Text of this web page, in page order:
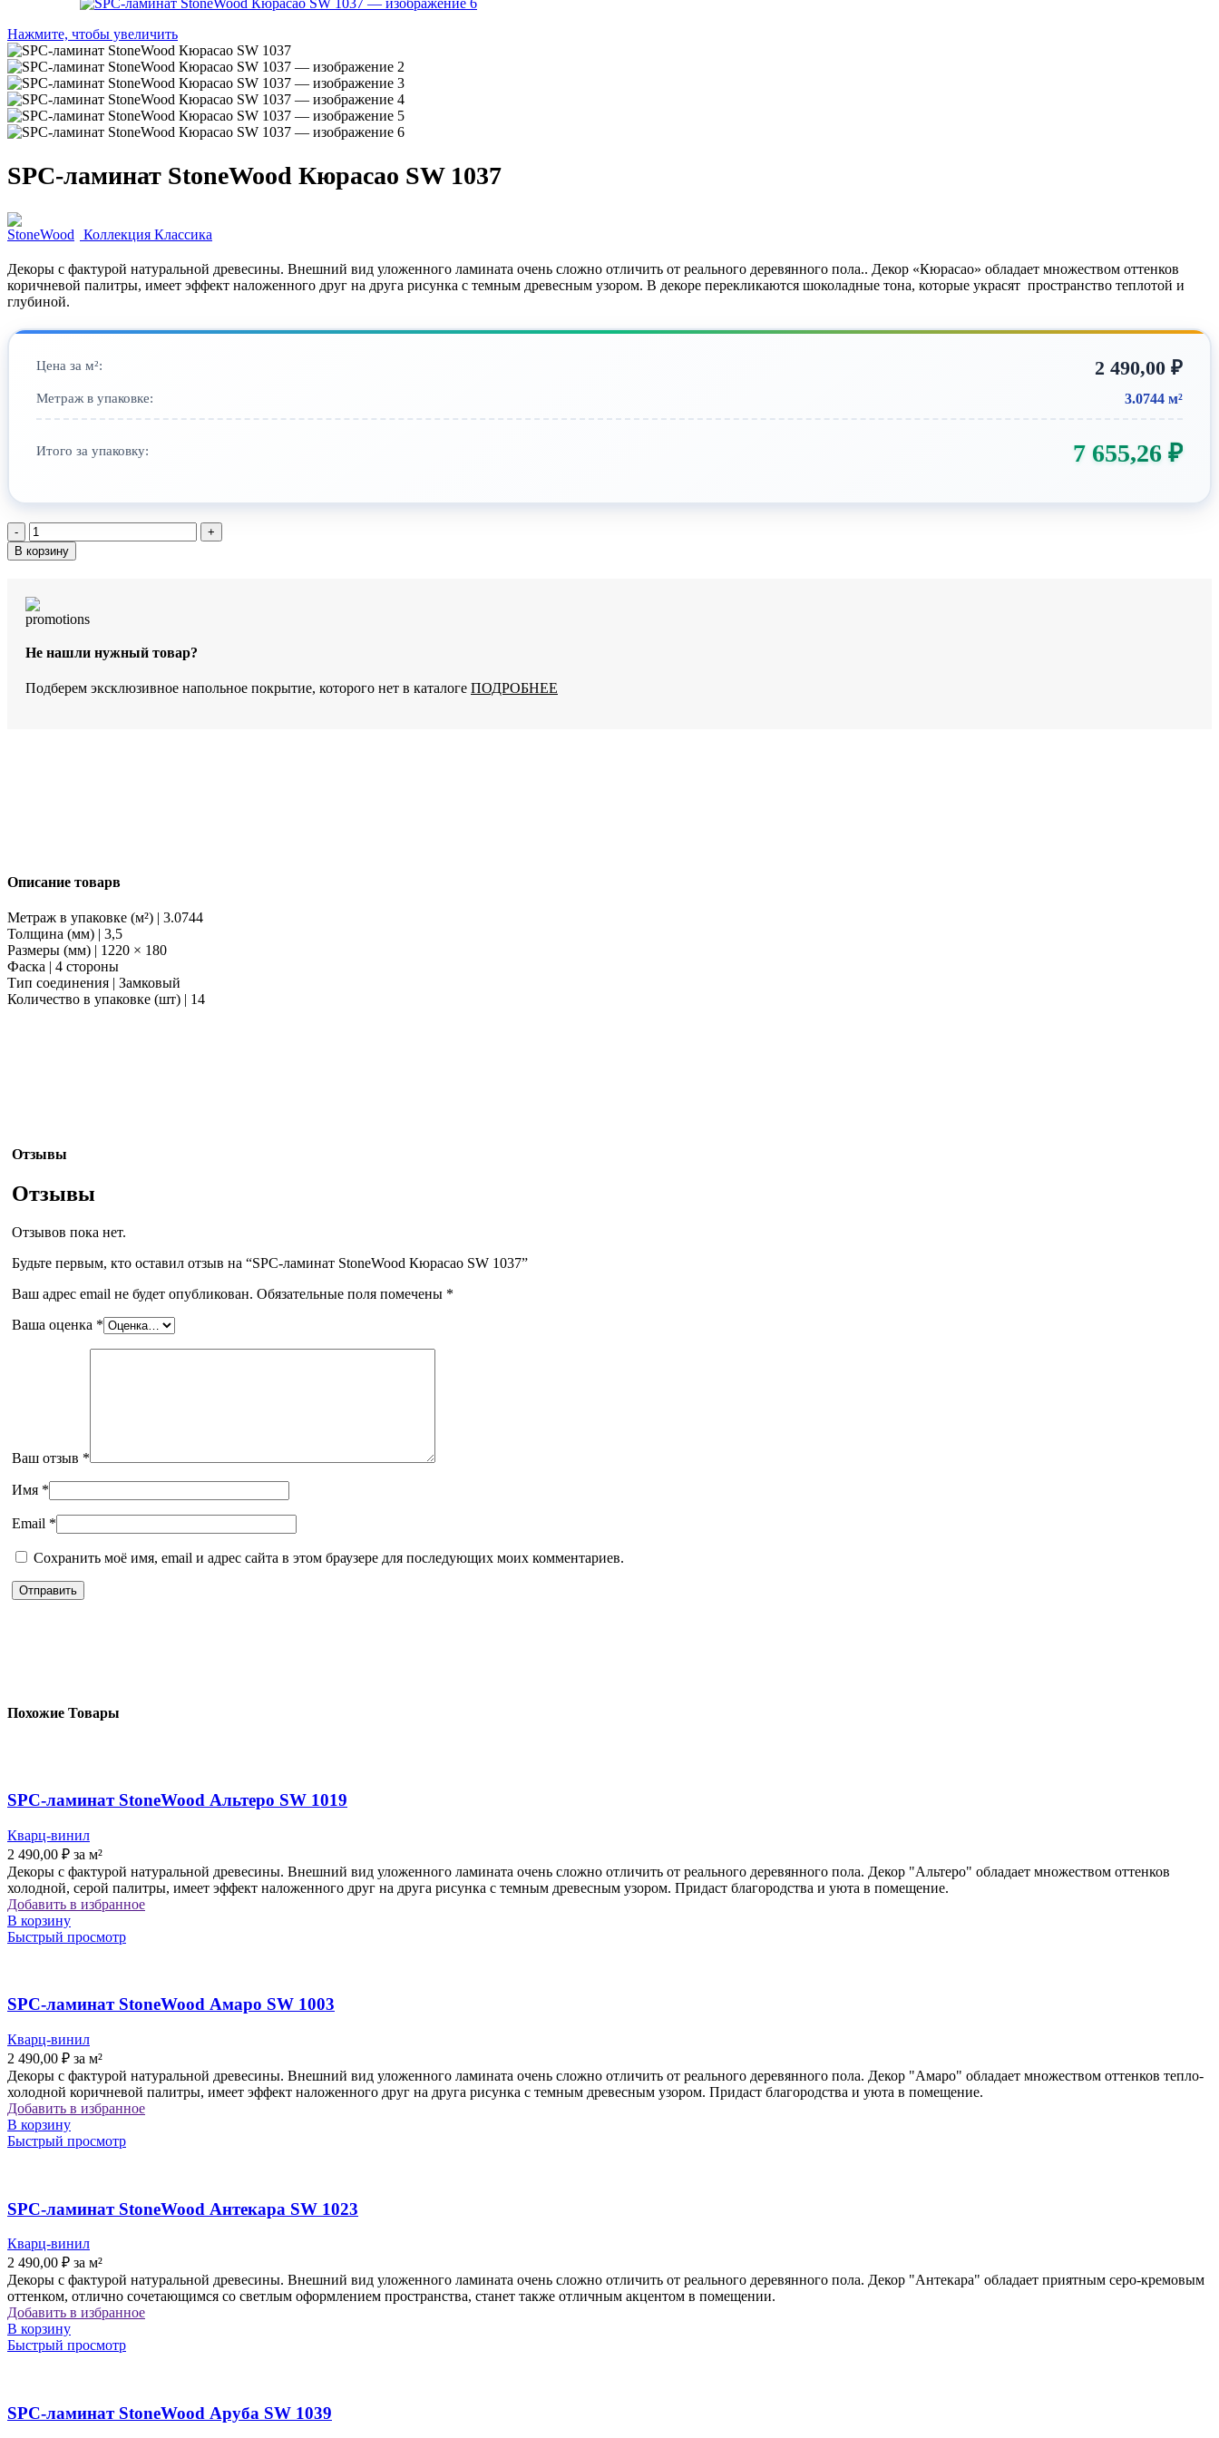
Нажмите, чтобы увеличить
SPC-ламинат StoneWood Кюрасао SW 1037
Коллекция Классика
Декоры с фактурой натуральной древесины. Внешний вид уложенного ламината очень сложно отличить от реального деревянного пола.. Декор «Кюрасао» обладает множеством оттенков
коричневой палитры, имеет эффект наложенного друг на друга рисунка с темным древесным узором. В декоре перекликаются шоколадные тона, которые украсят пространство теплотой и
глубиной.
Цена за м²: 2 490,00 ₽
Метраж в упаковке: 3.0744 м²
Итого за упаковку: 7 655,26 ₽
Количество
товара
SPC-
StoneWood
Кюрасао
SW
В корзину
Не нашли нужный товар?
Подберем эксклюзивное напольное покрытие, которого нет в каталоге ПОДРОБНЕЕ
Описание товарв
Метраж в упаковке (м²) | 3.0744
Толщина (мм) | 3,5
Размеры (мм) | 1220 × 180
Фаска | 4 стороны
Тип соединения | Замковый
Количество в упаковке (шт) | 14
Отзывы
Отзывы
Отзывов пока нет.
Будьте первым, кто оставил отзыв на “SPC-ламинат StoneWood Кюрасао SW 1037”
Ваш адрес email не будет опубликован. Обязательные поля помечены *
Ваша оценка *
Ваш отзыв *
Имя *
Email *
Сохранить моё имя, email и адрес сайта в этом браузере для последующих моих комментариев.
Похожие Товары
SPC-ламинат StoneWood Альтеро SW 1019
Кварц-винил
2 490,00 ₽ за м²
Декоры с фактурой натуральной древесины. Внешний вид уложенного ламината очень сложно отличить от реального деревянного пола. Декор "Альтеро" обладает множеством оттенков
холодной, серой палитры, имеет эффект наложенного друг на друга рисунка с темным древесным узором. Придаст благородства и уюта в помещение.
Добавить в избранное
В корзину
Быстрый просмотр
SPC-ламинат StoneWood Амаро SW 1003
Кварц-винил
2 490,00 ₽ за м²
Декоры с фактурой натуральной древесины. Внешний вид уложенного ламината очень сложно отличить от реального деревянного пола. Декор "Амаро" обладает множеством оттенков тепло-
холодной коричневой палитры, имеет эффект наложенного друг на друга рисунка с темным древесным узором. Придаст благородства и уюта в помещение.
Добавить в избранное
В корзину
Быстрый просмотр
SPC-ламинат StoneWood Антекара SW 1023
Кварц-винил
2 490,00 ₽ за м²
Декоры с фактурой натуральной древесины. Внешний вид уложенного ламината очень сложно отличить от реального деревянного пола. Декор "Антекара" обладает приятным серо-кремовым
оттенком, отлично сочетающимся со светлым оформлением пространства, станет также отличным акцентом в помещении.
Добавить в избранное
В корзину
Быстрый просмотр
SPC-ламинат StoneWood Аруба SW 1039